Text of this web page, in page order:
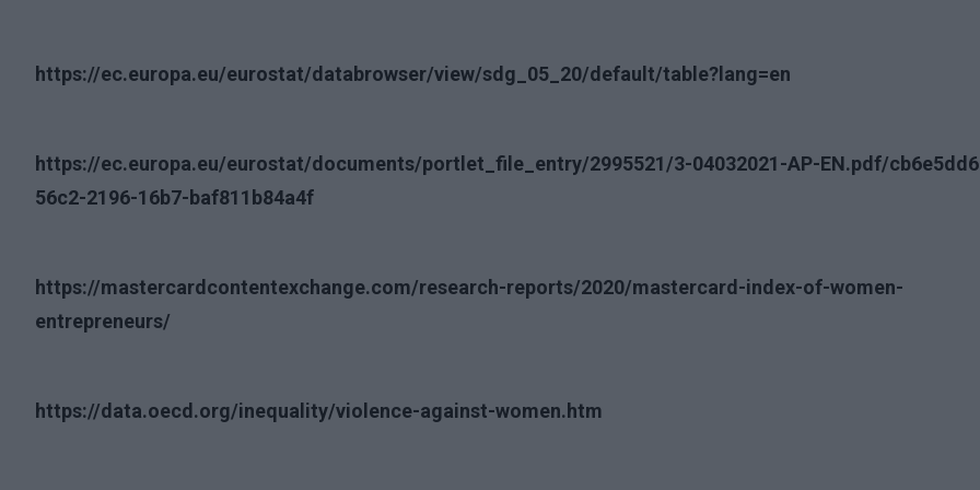
https://ec.europa.eu/eurostat/databrowser/view/sdg_05_20/default/table?lang=en
https://ec.europa.eu/eurostat/documents/portlet_file_entry/2995521/3-04032021-AP-EN.pdf/
56c2-2196-16b7-baf811b84a4f
https://mastercardcontentexchange.com/research-reports/2020/mastercard-index-of-women-
entrepreneurs/
https://data.oecd.org/inequality/violence-against-women.htm